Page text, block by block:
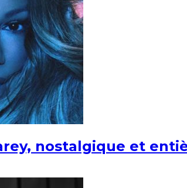
nostalgique et